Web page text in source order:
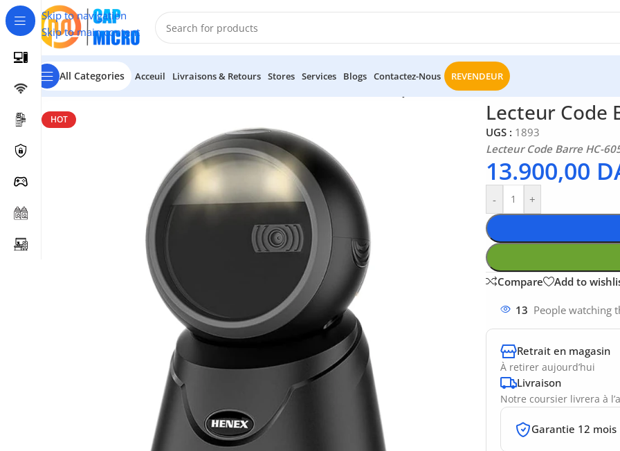
Skip to navigation
Skip to main content
All Categories Acceuil Livraisons & Retours Stores Services Blogs Contactez-Nous REVENDEUR
Accueil/Lecteurs/Scanner 1D/2D
HOT Lecteur Code
UGS : 1893
Lecteur Code Barre HC-
13.900,00
- +
Compare Add to
13 People watching
Retrait en magasin
À retirer aujourd’hui
Livraison
Notre coursier livrera à
Garantie 12 mois